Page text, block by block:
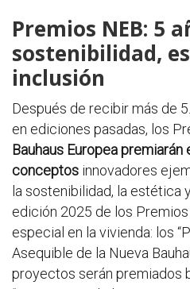
Premios NEB: 5
sostenibilidad,
inclusión
Después de recibir más de
en ediciones pasadas, los
Bauhaus Europea
conceptos innovadores
la sostenibilidad, la estética
edición 2025 de los
especial en la vivienda: los
Asequible de la Nueva
proyectos serán premiados